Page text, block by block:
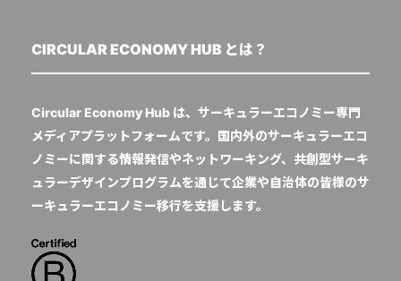
CIRCULAR ECONOMY HUB とは？
Circular Economy Hub は、サーキュラーエコノミー専門
メディアプラットフォームです。国内外のサーキュラーエコ
ノミーに関する情報発信やネットワーキング、共創型サーキ
ュラーデザインプログラムを通じて企業や自治体の皆様のサ
ーキュラーエコノミー移行を支援します。